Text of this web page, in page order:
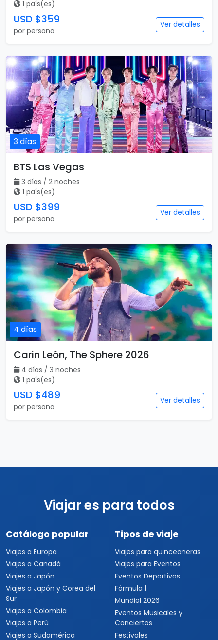
1 país(es)
USD $359
por persona
Ver detalles
3 días
BTS Las Vegas
3 días / 2 noches
1 país(es)
USD $399
por persona
Ver detalles
4 días
Carin León, The Sphere 2026
4 días / 3 noches
1 país(es)
USD $489
por persona
Ver detalles
Viajar es para todos
Catálogo popular
Viajes a Europa
Viajes a Canadá
Viajes a Japón
Viajes a Japón y Corea del
Sur
Viajes a Colombia
Viajes a Perú
Viajes a Sudamérica
Tipos de viaje
Viajes para quinceaneras
Viajes para Eventos
Eventos Deportivos
Fórmula 1
Mundial 2026
Eventos Musicales y
Conciertos
Festivales